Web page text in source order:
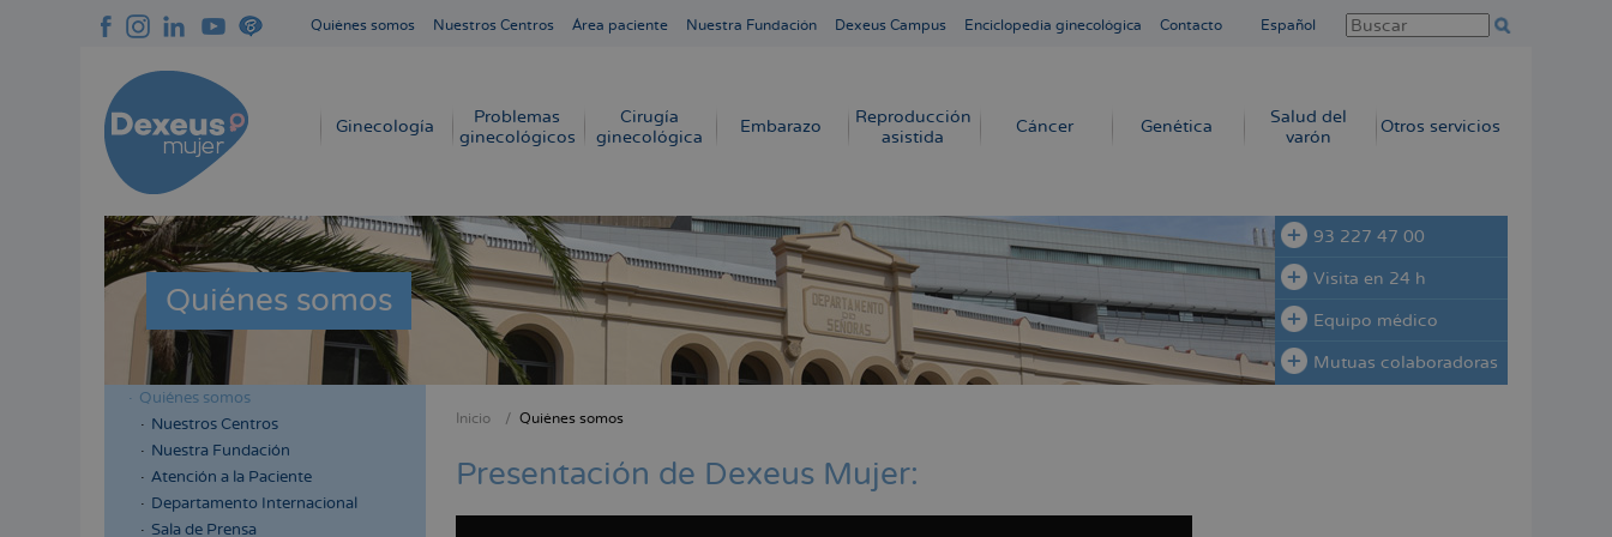
Quiénes somos Nuestros Centros Área paciente Nuestra Fundación Dexeus Campus Enciclopedia ginecológica Contacto Español
Navegación
Ginecología
Problemas
ginecológicos
Cirugía
ginecológica
Embarazo
Reproducción
asistida
Cáncer Genética
Salud del
varón
Otros servicios
Quiénes somos
93 227 47 00
Visita en 24 h
Equipo médico
Mutuas colaboradoras
Menú
lateral
cabecera
Quiénes somos
Nuestros Centros
Nuestra Fundación
Atención a la Paciente
Departamento Internacional
Sala de Prensa
enlaces
Inicio Quiénes somos
Presentación de Dexeus Mujer: